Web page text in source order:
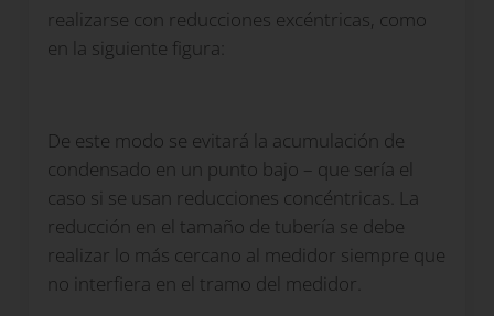
realizarse con reducciones excéntricas, como
en la siguiente figura:
De este modo se evitará la acumulación de
condensado en un punto bajo – que sería el
caso si se usan reducciones concéntricas. La
reducción en el tamaño de tubería se debe
realizar lo más cercano al medidor siempre que
no interfiera en el tramo del medidor.